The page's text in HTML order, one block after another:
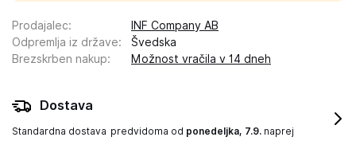
Prodajalec:
INF Company AB
Odpremlja iz države:
Švedska
Brezskrben nakup: Možnost vračila v 14 dneh
Dostava
Standardna dostava predvidoma od ponedeljka, 7.9. naprej